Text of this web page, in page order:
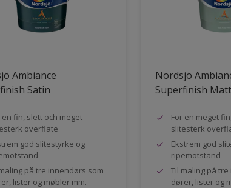
Ambiance
Satin
en fin, slett och meget
overflate
god slitestyrke og
på tre innendørs som
lister og møbler mm.
Nordsjö
Superfinish Matt
For en meget
slitesterk
Ekstrem god
ripemotstand
Til maling på
dører, lister og